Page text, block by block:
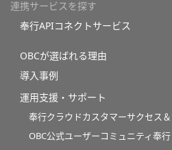
連携サービスを探す
奉行APIコネクトサービス
OBCが選ばれる理由
導入事例
運用支援・サポート
奉行クラウドカスタマーサクセス
OBC公式ユーザーコミュニティ奉